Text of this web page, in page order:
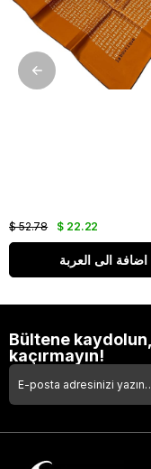
$ 22.22
$ 52.78
اضافة الى العربة
Bültene
kaçırmayın!